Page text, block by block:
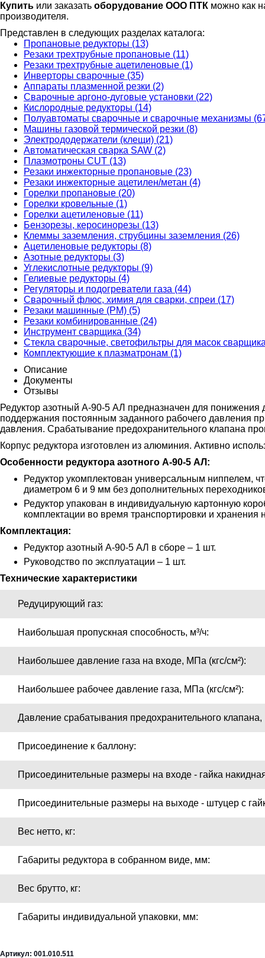
Купить или заказать оборудование ООО ПТК можно как
производителя.
Представлен в следующих разделах каталога:
Пропановые редукторы (13)
Резаки трехтрубные пропановые (11)
Резаки трехтрубные ацетиленовые (1)
Инверторы сварочные (35)
Аппараты плазменной резки (2)
Сварочные аргоно-дуговые установки (22)
Кислородные редукторы (14)
Полуавтоматы сварочные и сварочные механизмы
Машины газовой термической резки (8)
Электрододержатели (клещи) (21)
Автоматическая сварка SAW (2)
Плазмотроны CUT (13)
Резаки инжекторные пропановые (23)
Резаки инжекторные ацетилен/метан (4)
Горелки пропановые (20)
Горелки кровельные (1)
Горелки ацетиленовые (11)
Бензорезы, керосинорезы (13)
Клеммы заземления, струбцины заземления (26)
Ацетиленовые редукторы (8)
Азотные редукторы (3)
Углекислотные редукторы (9)
Гелиевые редукторы (4)
Регуляторы и подогреватели газа (44)
Сварочный флюс, химия для сварки, спреи (17)
Резаки машинные (РМ) (5)
Резаки комбинированные (24)
Инструмент сварщика (34)
Стекла сварочные, светофильтры для масок
Комплектующие к плазматронам (1)
Описание
Документы
Отзывы
Редуктор азотный А-90-5 АЛ предназначен для понижения
поддержания постоянным заданного рабочего давления
давления. Срабатывание предохранительного клапана
Корпус редуктора изготовлен из алюминия. Активно
Особенности редуктора азотного А-90-5 АЛ:
Редуктор укомплектован универсальным ниппелем,
диаметром 6 и 9 мм без дополнительных
Редуктор упакован в индивидуальную картонную
комплектации во время транспортировки и хранения
Комплектация:
Редуктор азотный А-90-5 АЛ в сборе – 1 шт.
Руководство по эксплуатации – 1 шт.
Технические характеристики
Редуцирующий газ:
Наибольшая пропускная способность, м³/ч:
Наибольшее давление газа на входе, МПа (кгс/см²):
Наибольшее рабочее давление газа, МПа (кгс/см²):
Давление срабатывания предохранительного клапана,
Присоединение к баллону:
Присоединительные размеры на входе - гайка
Присоединительные размеры на выходе - штуцер с
Вес нетто, кг:
Габариты редуктора в собранном виде, мм:
Вес брутто, кг:
Габариты индивидуальной упаковки, мм:
Артикул: 001.010.511